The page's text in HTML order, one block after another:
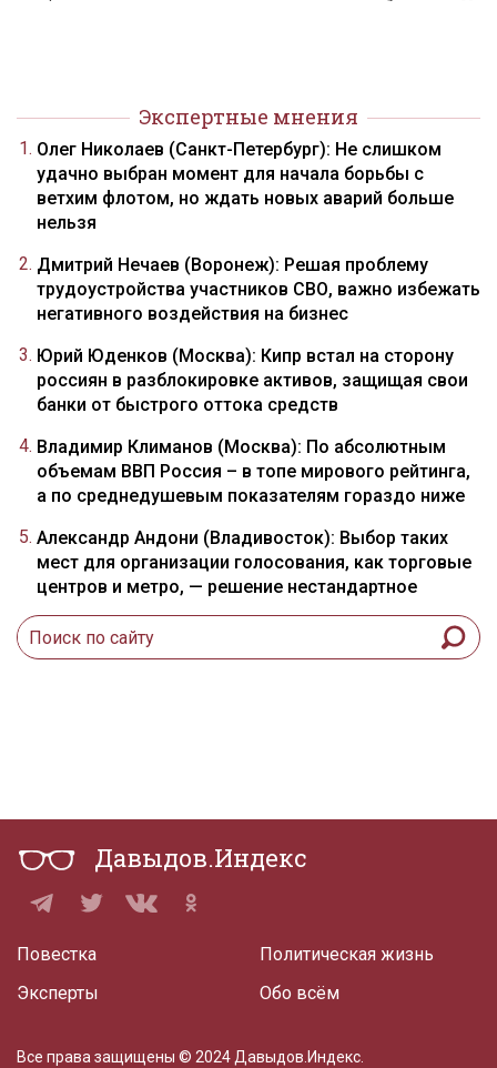
Экспертные мнения
Олег Николаев (Санкт-Петербург): Не слишком
удачно выбран момент для начала борьбы с
ветхим флотом, но ждать новых аварий больше
нельзя
Дмитрий Нечаев (Воронеж): Решая проблему
трудоустройства участников СВО, важно избежать
негативного воздействия на бизнес
Юрий Юденков (Москва): Кипр встал на сторону
россиян в разблокировке активов, защищая свои
банки от быстрого оттока средств
Владимир Климанов (Москва): По абсолютным
объемам ВВП Россия – в топе мирового рейтинга,
а по среднедушевым показателям гораздо ниже
Александр Андони (Владивосток): Выбор таких
мест для организации голосования, как торговые
центров и метро, — решение нестандартное
Давыдов.Индекс
Повестка
Эксперты
Политическая жизнь
Обо всём
Все права защищены © 2024 Давыдов.Индекс.